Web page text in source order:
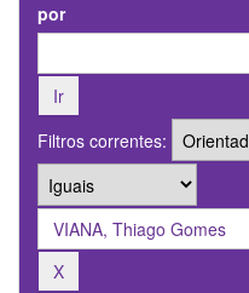
por
Filtros correntes: